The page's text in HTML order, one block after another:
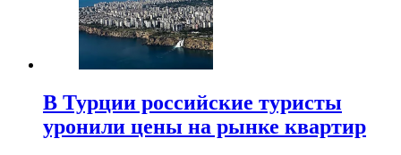
В Турции российские туристы
уронили цены на рынке квартир